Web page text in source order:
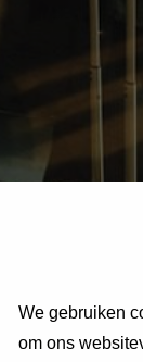
We gebruiken
om ons